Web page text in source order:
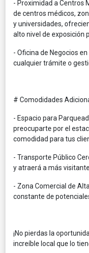
- Proximidad a Centros
de centros médicos,
y universidades,
alto nivel de exposición
- Oficina de Negocios
cualquier trámite o
# Comodidades
- Espacio para
preocuparte por el
comodidad para tus
- Transporte Público
y atraerá a más
- Zona Comercial de
constante de
¡No pierdas la
increíble local que lo